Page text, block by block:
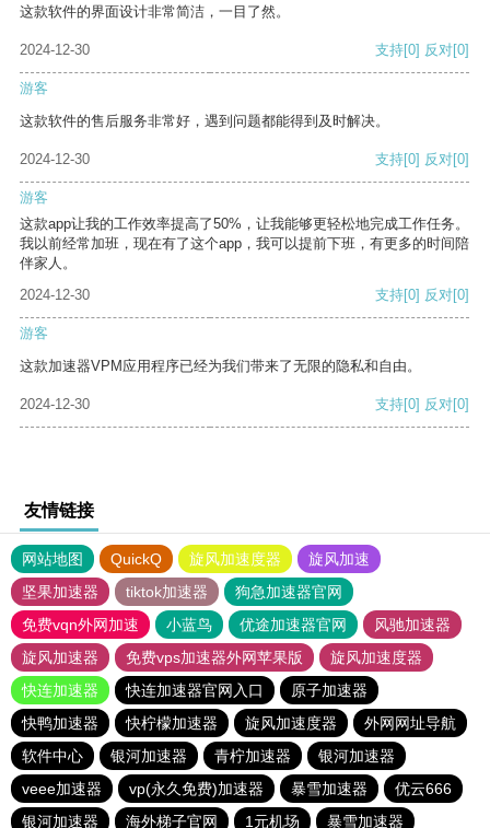
这款软件的界面设计非常简洁，一目了然。
2024-12-30 支持[0] 反对[0]
游客
这款软件的售后服务非常好，遇到问题都能得到及时解决。
2024-12-30 支持[0] 反对[0]
游客
这款app让我的工作效率提高了50%，让我能够更轻松地完成工作任务。
我以前经常加班，现在有了这个app，我可以提前下班，有更多的时间陪
伴家人。
2024-12-30
支持[0] 反对[0]
游客
这款加速器VPM应用程序已经为我们带来了无限的隐私和自由。
2024-12-30 支持[0] 反对[0]
友情链接
网站地图 QuickQ 旋风加速度器
旋风加速
坚果加速器
tiktok加速器
狗急加速器官网
免费vqn外网加速
小蓝鸟 优途加速器官网
风驰加速器
旋风加速器
免费vps加速器外网苹果版
旋风加速度器
快连加速器
快连加速器官网入口
原子加速器
快鸭加速器
快柠檬加速器 旋风加速度器
外网网址导航
软件中心
银河加速器 青柠加速器
银河加速器
veee加速器
vp(永久免费)加速器 暴雪加速器
优云666
银河加速器
海外梯子官网 1元机场 暴雪加速器